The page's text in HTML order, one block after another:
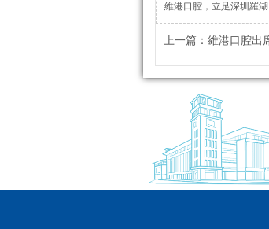
維港口腔，立足深圳羅
上一篇： 維港口腔出席健